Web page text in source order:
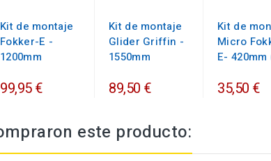
Kit de montaje
Fokker-E -
1200mm
99,95 €
Kit de montaje
Glider Griffin -
1550mm
89,50 €
Kit de
Micro
E- 420mm
35,50 €
este producto: